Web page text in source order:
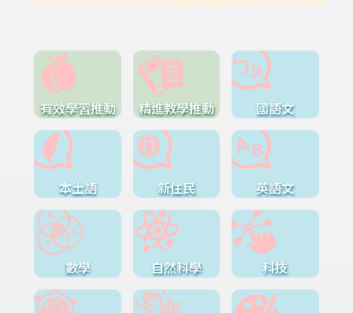
有效學習推動 精進教學推動 國語文
本土語 新住民 英語文
數學 自然科學 科技